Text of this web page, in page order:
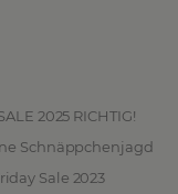
2025 RICHTIG!
Schnäppchenjagd
Sale 2023